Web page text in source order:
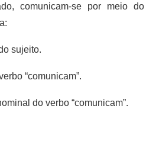
comunicam-se por meio do
sujeito.
“comunicam”.
do verbo “comunicam”.